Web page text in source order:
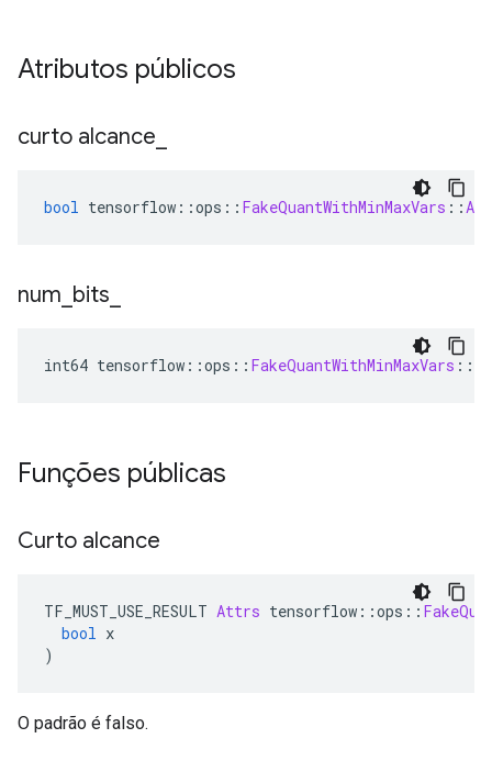
Atributos públicos
curto alcance
bool tensorflow ::ops :: FakeQuantWithMinMaxVars ::
num bits
int64 tensorflow ::ops :: FakeQuantWithMinMaxVars ::
Funções públicas
Curto alcance
TF_MUST_USE_RESULT Attrs tensorflow ::ops ::
bool x
)
O padrão é falso.